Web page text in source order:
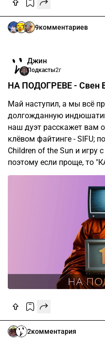
9комментариев
Джин
Подкасты2г
НА ПОДОГРЕВЕ - Свен
Май наступил, а мы всё
долгожданную
наш дуэт расскажет вам
клёвом файтинге - SIFU;
Children of the Sun и игру
поэтому если проще, то
2комментария